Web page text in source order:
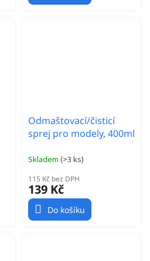
Odmaštovací/čisticí
sprej pro modely, 400ml
Skladem (>3 ks)
115 Kč bez DPH
139 Kč
Do košíku